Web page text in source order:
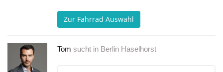
Zur Fahrrad Auswahl
Tom sucht in Berlin Haselhorst